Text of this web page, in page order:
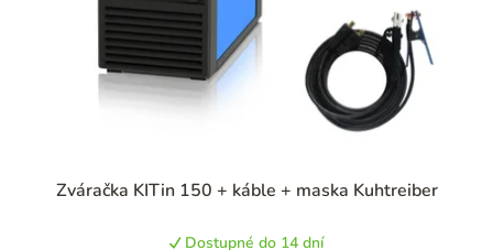
Zváračka KITin 150 + káble + maska Kuhtreiber
hodnotenie
Dostupné do 14 dní